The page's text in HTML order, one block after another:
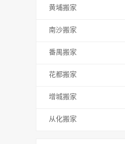
黄埔搬家
南沙搬家
番禺搬家
花都搬家
增城搬家
从化搬家